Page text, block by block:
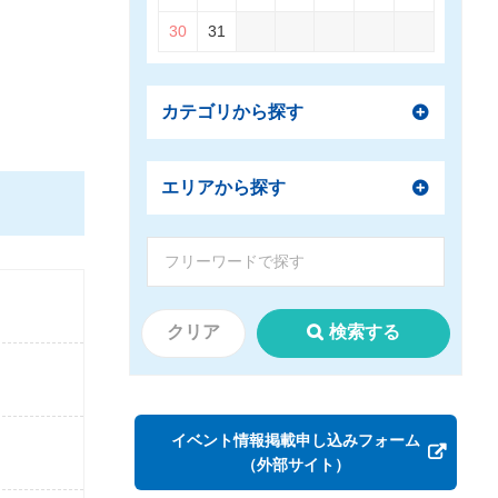
30 31
カテゴリから探す
エリアから探す
クリア 検索する
イベント情報掲載申し込みフォーム
（外部サイト）